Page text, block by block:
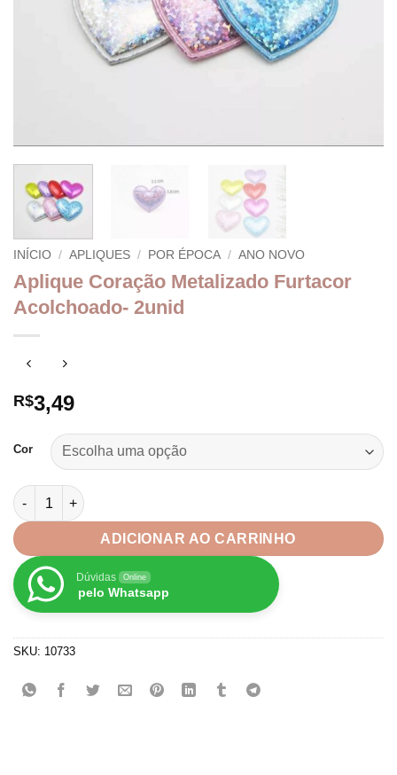
INÍCIO / APLIQUES / POR ÉPOCA / ANO NOVO
Aplique Coração Metalizado Furtacor
Acolchoado- 2unid
R$3,49
Cor
Aplique Coração Metalizado Furtacor Acolchoado- 2unid
ADICIONAR AO CARRINHO
Dúvidas Online
pelo Whatsapp
SKU: 10733